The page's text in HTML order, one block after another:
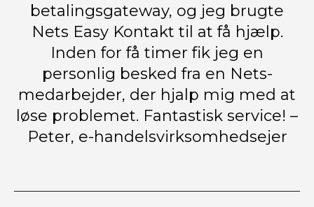
betalingsgateway, og jeg brugte
Nets Easy Kontakt til at få hjælp.
Inden for få timer fik jeg en
personlig besked fra en Nets-
medarbejder, der hjalp mig med at
løse problemet. Fantastisk service! –
Peter, e-handelsvirksomhedsejer